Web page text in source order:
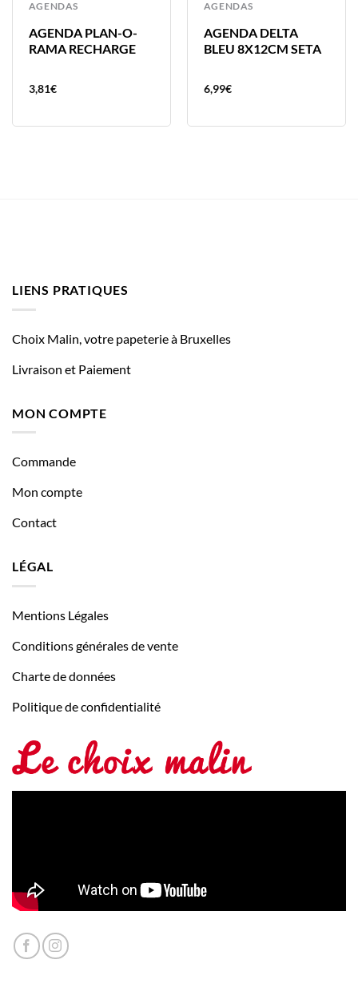
AGENDAS
AGENDA PLAN-O-
RAMA RECHARGE
3,81€
AGENDAS
AGENDA DELTA
BLEU 8X12CM SETA
6,99€
LIENS PRATIQUES
Choix Malin, votre papeterie à Bruxelles
Livraison et Paiement
MON COMPTE
Commande
Mon compte
Contact
LÉGAL
Mentions Légales
Conditions générales de vente
Charte de données
Politique de confidentialité